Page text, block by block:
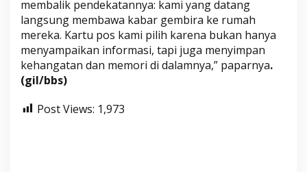
membalik pendekatannya: kami yang datang
langsung membawa kabar gembira ke rumah
mereka. Kartu pos kami pilih karena bukan hanya
menyampaikan informasi, tapi juga menyimpan
kehangatan dan memori di dalamnya,” paparnya.
(gil/bbs)
Post Views: 1,973